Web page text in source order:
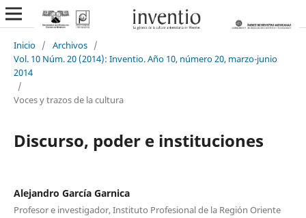
Inicio / Archivos /
Vol. 10 Núm. 20 (2014): Inventio. Año 10, número 20, marzo-junio
2014
/
Voces y trazos de la cultura
Discurso, poder e instituciones
Alejandro García Garnica
Profesor e investigador, Instituto Profesional de la Región Oriente